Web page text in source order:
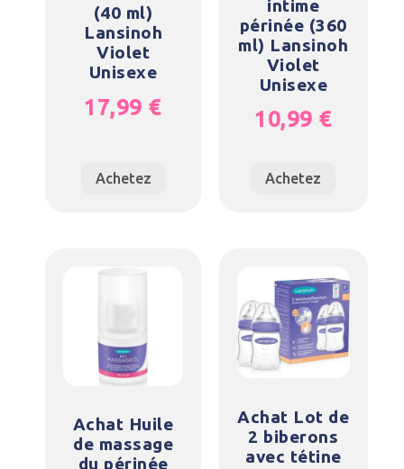
(40 ml)
Lansinoh
Violet
Unisexe
17,99 €
Achetez
intime
périnée (360
ml) Lansinoh
Violet
Unisexe
10,99 €
Achetez
Achat Huile
de massage
du périnée
Achat Lot de
2 biberons
avec tétine